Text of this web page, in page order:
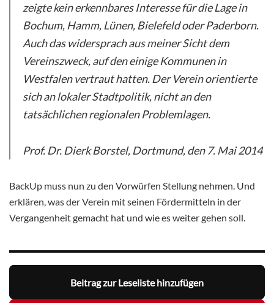
zeigte kein erkennbares Interesse für die Lage in
Bochum, Hamm, Lünen, Bielefeld oder Paderborn.
Auch das widersprach aus meiner Sicht dem
Vereinszweck, auf den einige Kommunen in
Westfalen vertraut hatten. Der Verein orientierte
sich an lokaler Stadtpolitik, nicht an den
tatsächlichen regionalen Problemlagen.
Prof. Dr. Dierk Borstel, Dortmund, den 7. Mai 2014
BackUp muss nun zu den Vorwürfen Stellung nehmen. Und
erklären, was der Verein mit seinen Fördermitteln in der
Vergangenheit gemacht hat und wie es weiter gehen soll.
Beitrag zur Leseliste hinzufügen